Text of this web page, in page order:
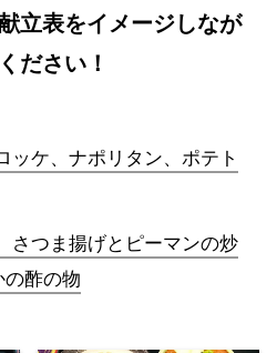
立表をイメージしなが
ださい！
ッケ、ナポリタン、ポテト
さつま揚げとピーマンの炒
酢の物